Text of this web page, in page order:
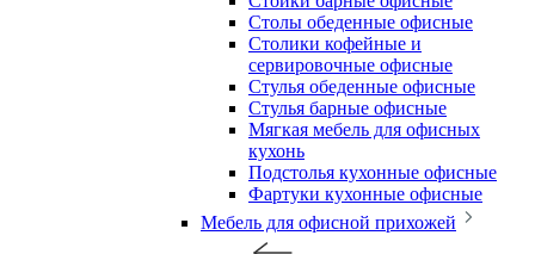
Столы обеденные офисные
Столики кофейные и
сервировочные офисные
Стулья обеденные офисные
Стулья барные офисные
Мягкая мебель для офисных
кухонь
Подстолья кухонные офисные
Фартуки кухонные офисные
Мебель для офисной прихожей